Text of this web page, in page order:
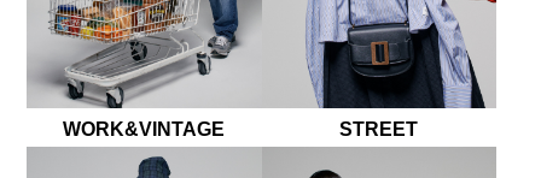
WORK&VINTAGE STREET